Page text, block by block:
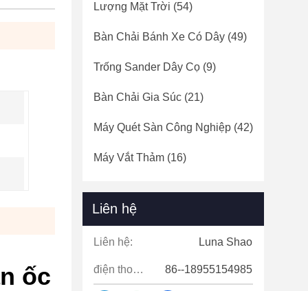
ốc
Lượng Mặt Trời (54)
Bàn Chải Bánh Xe Có Dây (49)
Trống Sander Dây Cọ (9)
Bàn Chải Gia Súc (21)
Máy Quét Sàn Công Nghiệp (42)
Máy Vắt Thảm (16)
Liên hệ
Liên hệ: Luna Shao
điện thoại: 86--18955154985